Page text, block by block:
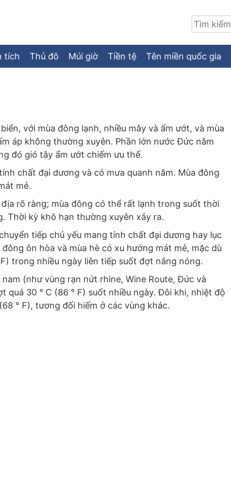
Tìm:
tích Thủ đô Múi giờ Tiền tệ Tên miền quốc gia
với mùa đông lạnh, nhiều mây và ẩm ướt, và mùa
áp không thường xuyên. Phần lớn nước Đức nằm
đó gió tây ẩm ướt chiếm ưu thế.
chất đại dương và có mưa quanh năm. Mùa đông
mẻ.
rõ ràng; mùa đông có thể rất lạnh trong suốt thời
Thời kỳ khô hạn thường xuyên xảy ra.
tiếp chủ yếu mang tính chất đại dương hay lục
ôn hòa và mùa hè có xu hướng mát mẻ, mặc dù
trong nhiều ngày liên tiếp suốt đợt nắng nóng.
(như vùng rạn nứt rhine, Wine Route, Đức và
quá 30 ° C (86 ° F) suốt nhiều ngày. Đôi khi, nhiệt độ
° F), tương đối hiếm ở các vùng khác.